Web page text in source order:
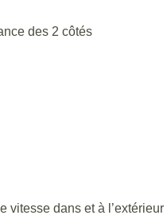
des 2 côtés
vitesse dans et à